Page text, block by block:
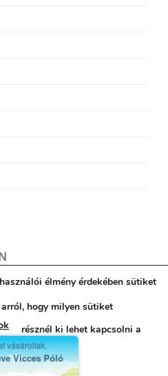
póló garancia
Kapcsolat
nyilatkozat
2024 © Egyedi póló - Póló
élmény érdekében sütiket
hogy milyen sütiket
résznél ki lehet kapcsolni a